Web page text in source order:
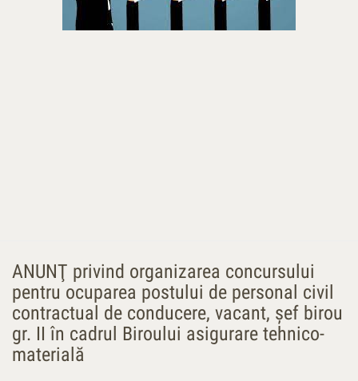
ANUNŢ privind organizarea concursului
pentru ocuparea postului de personal civil
contractual de conducere, vacant, şef birou
gr. II în cadrul Biroului asigurare tehnico-
materială